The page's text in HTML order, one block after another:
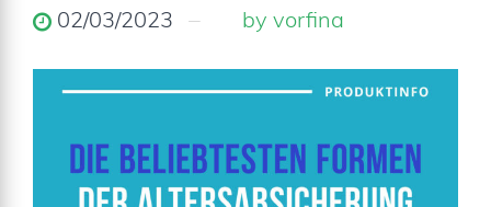
02/03/2023 by vorfina